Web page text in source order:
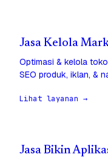
Jasa Kelola
Optimasi & kelola
SEO produk, iklan, &
Lihat layanan →
Jasa Bikin